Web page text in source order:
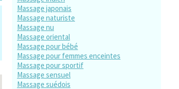
Massage japonais
Massage naturiste
Massage nu
Massage oriental
Massage pour bébé
Massage pour femmes enceintes
Massage pour sportif
Massage sensuel
Massage suédois